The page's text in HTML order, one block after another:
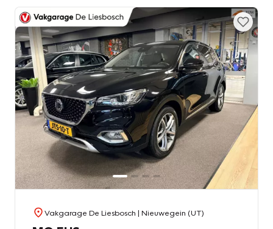
Vakgarage De Liesbosch | Nieuwegein (UT)